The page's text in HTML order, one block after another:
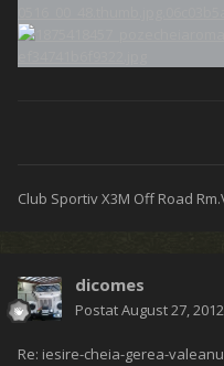
Club Sportiv X3M Off Road
dicomes
PostatAugust 27, 2012
Re: iesire-cheia-gerea-